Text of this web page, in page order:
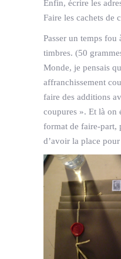
Enfin, écrire les
Faire les cachets de
Passer un temps fou
timbres. (50
Monde, je pensais
affranchissement
faire des additions
coupures ». Et là on
format de faire-part,
d’avoir la place